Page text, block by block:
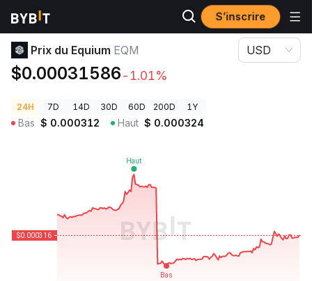
S’inscrire
Prix des cryptos
Prix du Equium EQM
$0.00031586-1.01%
USD
24H 7D 14D 30D 60D 200D 1Y
Bas $ 0.000312 Haut $ 0.000324